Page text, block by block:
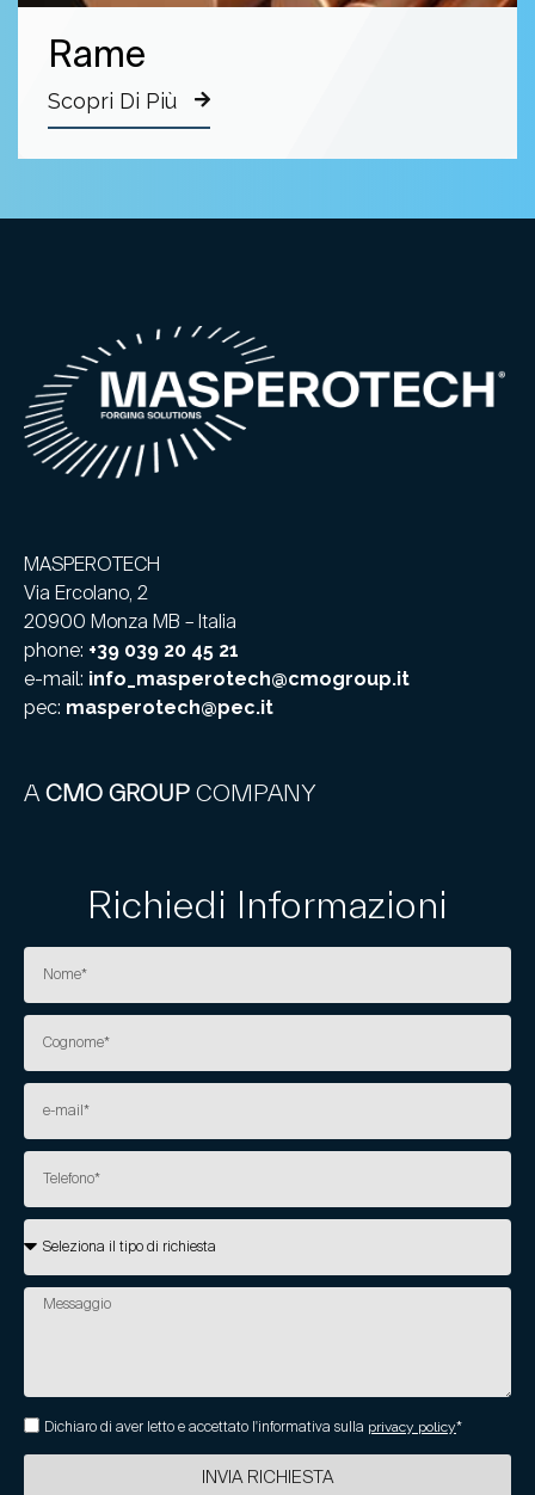
Rame
Scopri Di Più
MASPEROTECH
Via Ercolano, 2
20900 Monza MB – Italia
phone: +39 039 20 45 21
e-mail: info_masperotech@cmogroup.it
pec: masperotech@pec.it
A CMO GROUP COMPANY
Richiedi Informazioni
Dichiaro di aver letto e accettato l'informativa sulla privacy policy*
INVIA RICHIESTA